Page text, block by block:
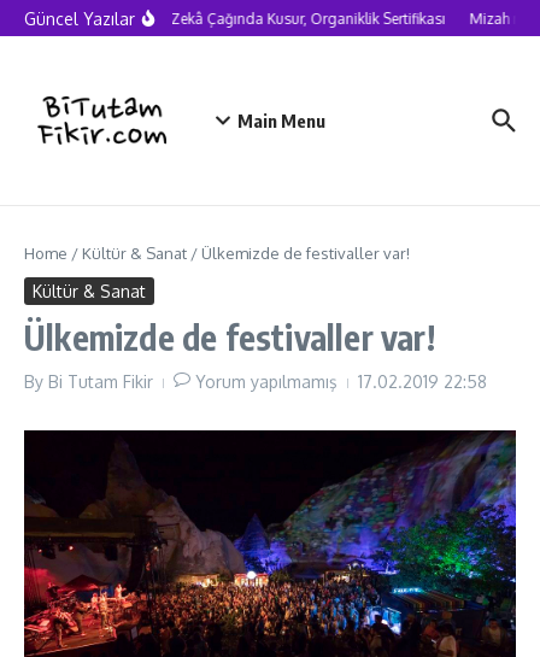
Skip to content
Güncel YazılarYapay Zekâ Çağında Kusur, Organiklik Sertifikası Mizah
Main Menu
Home / Kültür & Sanat / Ülkemizde de festivaller var!
Kültür & Sanat
Ülkemizde de festivaller var!
By Bi Tutam Fikir Yorum yapılmamış 17.02.2019 22:58